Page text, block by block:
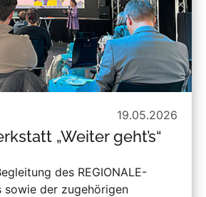
19.05.2026
„Weiter geht’s“
des REGIONALE-
sowie der zugehörigen